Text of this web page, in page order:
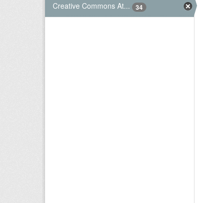
Creative Commons At...
34